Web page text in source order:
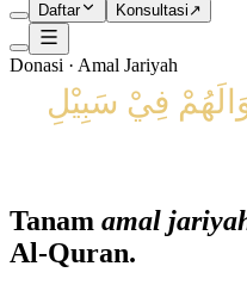
Daftar Konsultasi ↗
Donasi · Amal Jariyah
فِيْ سَبِيْلِ
Tanam amal
Al-Quran.